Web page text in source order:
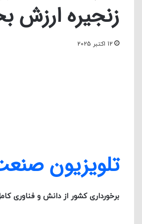
زنجیره
12 اکتبر 2025
تلویزیون
برخورداری کشور از دانش و فناوری